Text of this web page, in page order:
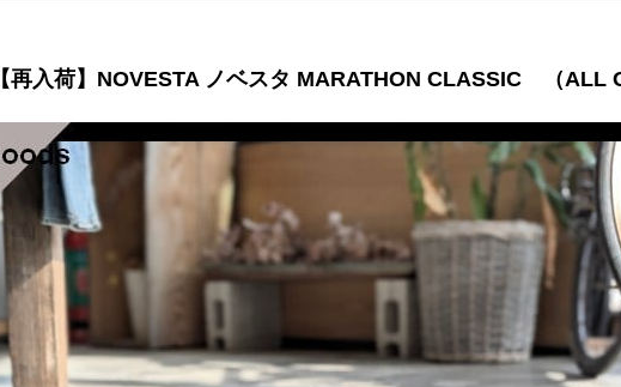
【再入荷】NOVESTA ノベスタ MARATHON CLASSIC （ALL